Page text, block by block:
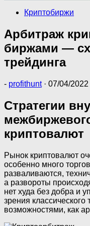
Криптобиржи
Арбитраж
биржами —
трейдинга
- profithunt · 07/04/2022
Стратегии
криптовалют
Рынок криптовалют
особенно много
разваливаются,
а развороты
нет худа без добра и
зрения
возможностями, как